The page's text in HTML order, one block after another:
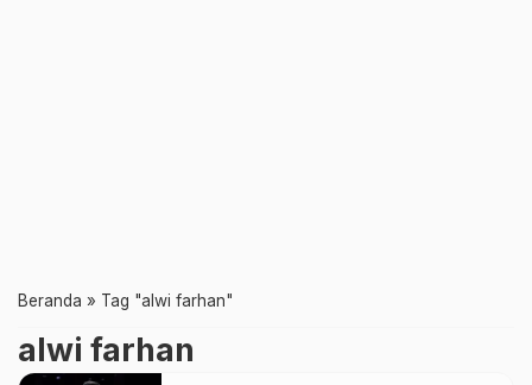
Beranda » Tag "alwi farhan"
alwi farhan